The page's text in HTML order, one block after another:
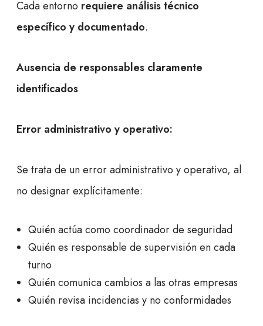
Cada entorno requiere análisis técnico
específico y documentado.
Ausencia de responsables claramente
identificados
Error administrativo y operativo:
Se trata de un error administrativo y operativo, al
no designar explícitamente:
Quién actúa como coordinador de seguridad
Quién es responsable de supervisión en cada
turno
Quién comunica cambios a las otras empresas
Quién revisa incidencias y no conformidades